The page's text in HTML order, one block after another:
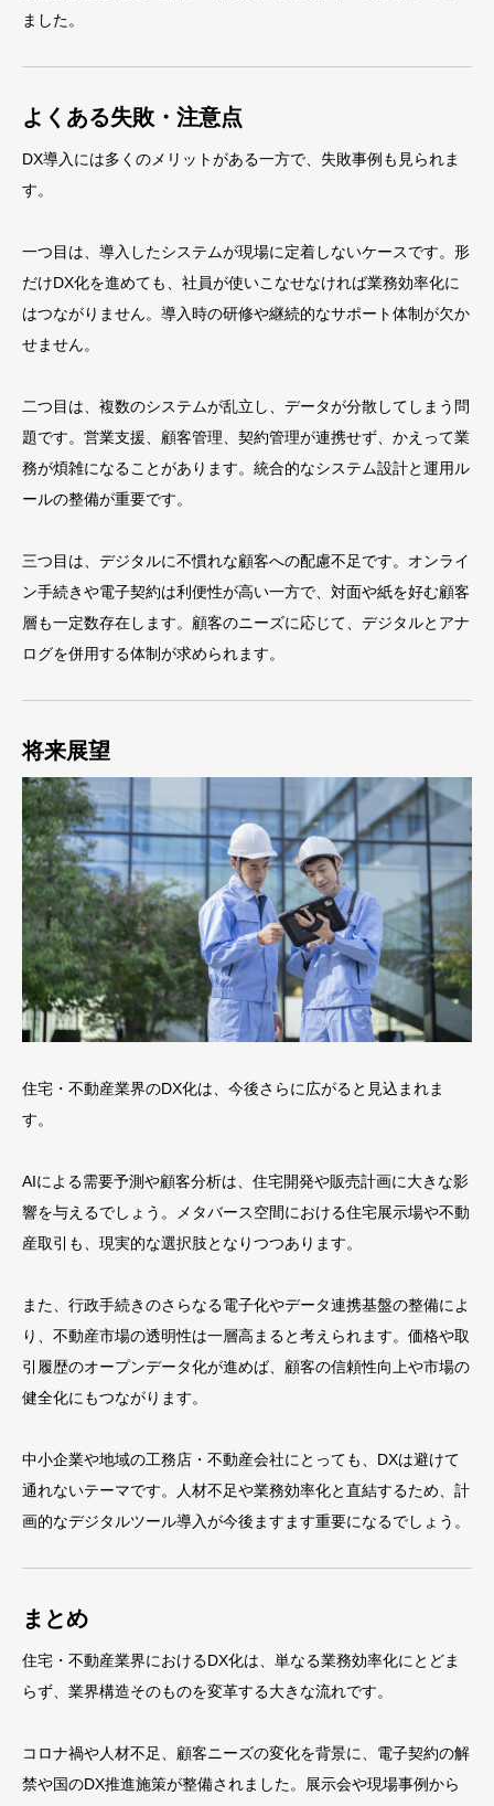
ました。
よくある失敗・注意点
DX導入には多くのメリットがある一方で、失敗事例も見られま
す。
一つ目は、導入したシステムが現場に定着しないケースです。形
だけDX化を進めても、社員が使いこなせなければ業務効率化に
はつながりません。導入時の研修や継続的なサポート体制が欠か
せません。
二つ目は、複数のシステムが乱立し、データが分散してしまう問
題です。営業支援、顧客管理、契約管理が連携せず、かえって業
務が煩雑になることがあります。統合的なシステム設計と運用ル
ールの整備が重要です。
三つ目は、デジタルに不慣れな顧客への配慮不足です。オンライ
ン手続きや電子契約は利便性が高い一方で、対面や紙を好む顧客
層も一定数存在します。顧客のニーズに応じて、デジタルとアナ
ログを併用する体制が求められます。
将来展望
住宅・不動産業界のDX化は、今後さらに広がると見込まれま
す。
AIによる需要予測や顧客分析は、住宅開発や販売計画に大きな影
響を与えるでしょう。メタバース空間における住宅展示場や不動
産取引も、現実的な選択肢となりつつあります。
また、行政手続きのさらなる電子化やデータ連携基盤の整備によ
り、不動産市場の透明性は一層高まると考えられます。価格や取
引履歴のオープンデータ化が進めば、顧客の信頼性向上や市場の
健全化にもつながります。
中小企業や地域の工務店・不動産会社にとっても、DXは避けて
通れないテーマです。人材不足や業務効率化と直結するため、計
画的なデジタルツール導入が今後ますます重要になるでしょう。
まとめ
住宅・不動産業界におけるDX化は、単なる業務効率化にとどま
らず、業界構造そのものを変革する大きな流れです。
コロナ禍や人材不足、顧客ニーズの変化を背景に、電子契約の解
禁や国のDX推進施策が整備されました。展示会や現場事例から